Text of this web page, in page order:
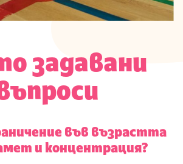
задавани
във възрастта
и концентрация?